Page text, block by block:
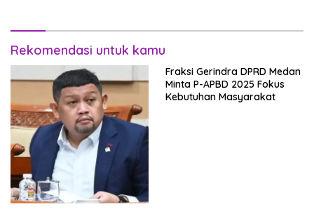
Rekomendasi untuk kamu
Fraksi Gerindra DPRD Medan
Minta P-APBD 2025 Fokus
Kebutuhan Masyarakat